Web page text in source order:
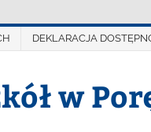
DEKLARACJA
w